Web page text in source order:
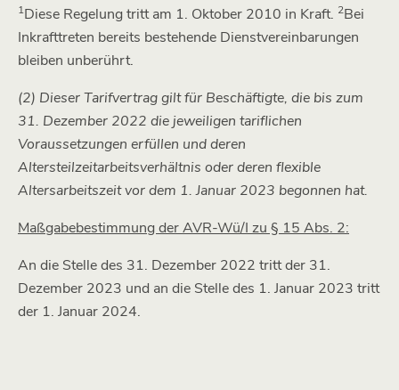
1Diese Regelung tritt am 1. Oktober 2010 in Kraft. 2Bei
Inkrafttreten bereits bestehende Dienstvereinbarungen
bleiben unberührt.
(2) Dieser Tarifvertrag gilt für Beschäftigte, die bis zum
31. Dezember 2022 die jeweiligen tariflichen
Voraussetzungen erfüllen und deren
Altersteilzeitarbeitsverhältnis oder deren flexible
Altersarbeitszeit vor dem 1. Januar 2023 begonnen hat.
Maßgabebestimmung der AVR-Wü/I zu § 15 Abs. 2:
An die Stelle des 31. Dezember 2022 tritt der 31.
Dezember 2023 und an die Stelle des 1. Januar 2023 tritt
der 1. Januar 2024.